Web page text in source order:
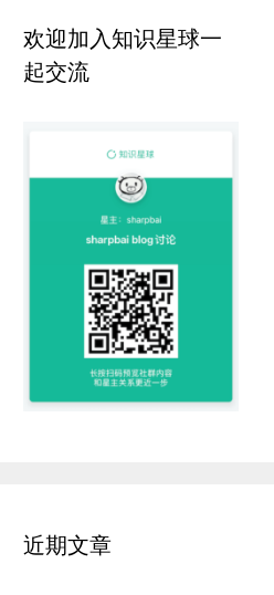
欢迎加入知识星球一
起交流
近期文章